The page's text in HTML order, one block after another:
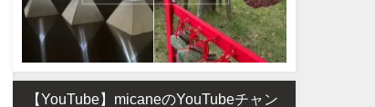
【YouTube】micaneのYouTubeチャン